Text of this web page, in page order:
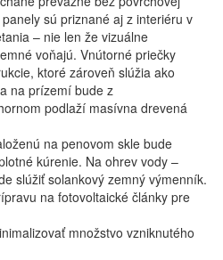
sú priznané aj z interiéru v
– nie len že vizuálne
voňajú. Vnútorné priečky
ktoré zároveň slúžia ako
na prízemí bude z
podlaží masívna drevená
na penovom skle bude
kúrenie. Na ohrev vody –
slúžiť solankový zemný výmenník.
na fotovoltaické články pre
množstvo vzniknutého